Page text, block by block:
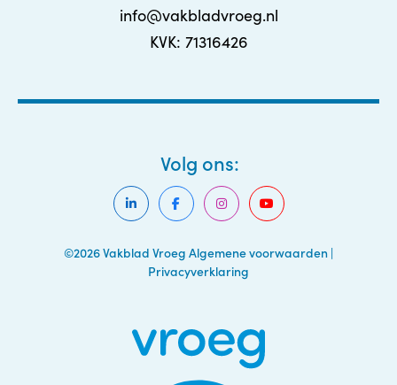
info@vakbladvroeg.nl
KVK: 71316426
©2026 Vakblad Vroeg Algemene voorwaarden |
Privacyverklaring
Volg ons: